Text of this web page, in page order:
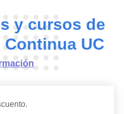
y cursos de
UC